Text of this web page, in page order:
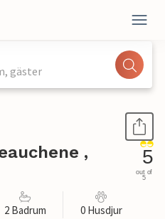
gäster
,
5
out of
5
2 Badrum 0 Husdjur